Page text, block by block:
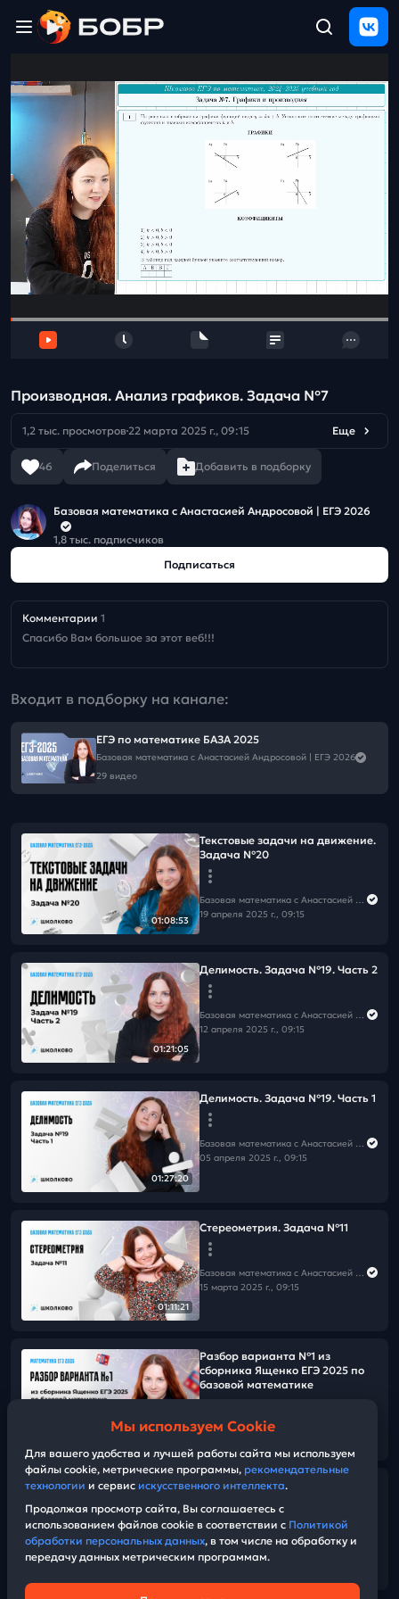
ЩЕЛЧОК
2026
Полезные
материалы
Проверка
сочинений
Тех
поддержка
и
отзыв
Производная. Анализ графиков. Задача №7
1,2 тыс. просмотров 22 марта 2025 г., 09:15 Еще
46 Поделиться Добавить в подборку
Базовая математика с Анастасией Андросовой | ЕГЭ 2026
1,8 тыс. подписчиков
Подписаться
Комментарии 1
Спасибо Вам большое за этот веб!!!
Входит в подборку на канале:
ЕГЭ по математике БАЗА 2025
Базовая математика с Анастасией Андросовой | ЕГЭ 2026
29 видео
01:08:53
Текстовые задачи на движение.
Задача №20
Базовая математика с Анастасией Андросовой | ЕГЭ 2026
19 апреля 2025 г., 09:15
01:21:05
Делимость. Задача №19. Часть 2
Базовая математика с Анастасией Андросовой | ЕГЭ 2026
12 апреля 2025 г., 09:15
01:27:20
Делимость. Задача №19. Часть 1
Базовая математика с Анастасией Андросовой | ЕГЭ 2026
05 апреля 2025 г., 09:15
01:11:21
Стереометрия. Задача №11
Базовая математика с Анастасией Андросовой | ЕГЭ 2026
15 марта 2025 г., 09:15
01:12:40
Разбор варианта №1 из
сборника Ященко ЕГЭ 2025 по
базовой математике
01:33:51
Показательные и
Задача №18
Мы используем Cookie
Для вашего удобства и лучшей работы сайта мы используем
файлы cookie, метрические программы, рекомендательные
технологии и сервис искусственного интеллекта.
Продолжая просмотр сайта, Вы соглашаетесь с
использованием файлов cookie в соответствии с Политикой
обработки персональных данных, в том числе на обработку и
передачу данных метрическим программам.